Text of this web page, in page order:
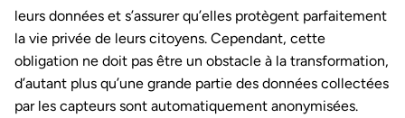
leurs données et s’assurer qu’elles protègent parfaitement
la vie privée de leurs citoyens. Cependant, cette
obligation ne doit pas être un obstacle à la transformation,
d’autant plus qu’une grande partie des données collectées
par les capteurs sont automatiquement anonymisées.